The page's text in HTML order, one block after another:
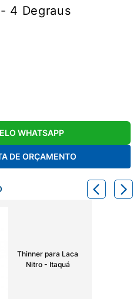
4 Degraus
WHATSAPP
DE ORÇAMENTO
Thinner para Laca
Nitro - Itaquá